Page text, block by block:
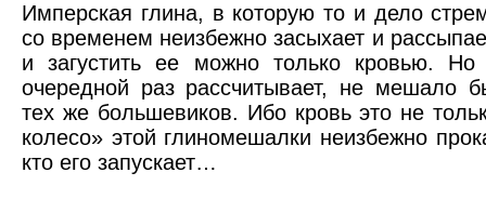
Имперская глина, в которую то и дело
со временем неизбежно засыхает и
и загустить ее можно только кровью.
очередной раз рассчитывает, не мешало
тех же большевиков. Ибо кровь это не
колесо» этой глиномешалки неизбежно
кто его запускает…